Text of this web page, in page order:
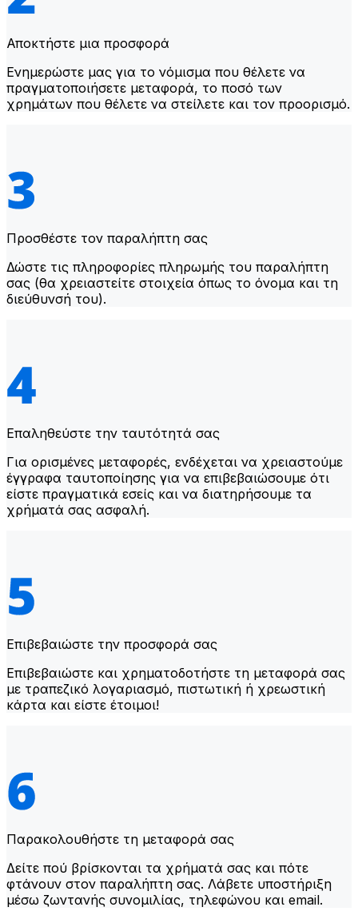
Αποκτήστε μια προσφορά
Ενημερώστε μας για το νόμισμα που θέλετε να
πραγματοποιήσετε μεταφορά, το ποσό των
χρημάτων που θέλετε να στείλετε και τον προορισμό.
Προσθέστε τον παραλήπτη σας
Δώστε τις πληροφορίες πληρωμής του παραλήπτη
σας (θα χρειαστείτε στοιχεία όπως το όνομα και τη
διεύθυνσή του).
Επαληθεύστε την ταυτότητά σας
Για ορισμένες μεταφορές, ενδέχεται να χρειαστούμε
έγγραφα ταυτοποίησης για να επιβεβαιώσουμε ότι
είστε πραγματικά εσείς και να διατηρήσουμε τα
χρήματά σας ασφαλή.
Επιβεβαιώστε την προσφορά σας
Επιβεβαιώστε και χρηματοδοτήστε τη μεταφορά σας
με τραπεζικό λογαριασμό, πιστωτική ή χρεωστική
κάρτα και είστε έτοιμοι!
Παρακολουθήστε τη μεταφορά σας
Δείτε πού βρίσκονται τα χρήματά σας και πότε
φτάνουν στον παραλήπτη σας. Λάβετε υποστήριξη
μέσω ζωντανής συνομιλίας, τηλεφώνου και email.